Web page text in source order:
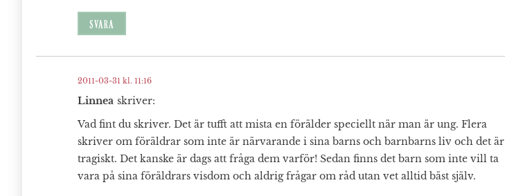
SVARA
Linnea skriver:
2011-03-31 kl. 11:16
Vad fint du skriver. Det är tufft att mista en förälder speciellt när man är ung. Flera
skriver om föräldrar som inte är närvarande i sina barns och barnbarns liv och det är
tragiskt. Det kanske är dags att fråga dem varför! Sedan finns det barn som inte vill ta
vara på sina föräldrars visdom och aldrig frågar om råd utan vet alltid bäst själv.